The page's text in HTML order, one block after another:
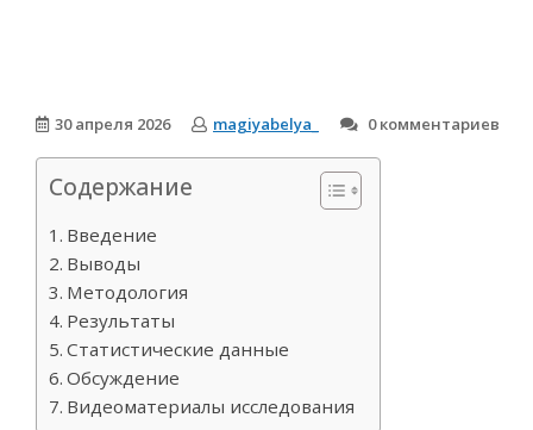
30 апреля 2026 magiyabelya_ 0 комментариев
Содержание
Введение
Выводы
Методология
Результаты
Статистические данные
Обсуждение
Видеоматериалы исследования